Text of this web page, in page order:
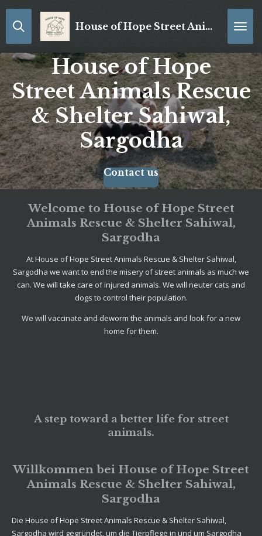
Zum
Hauptinhalt
House of Hope Street Animals Rescue & Shelter Sahiwal, Sargodha
House of Hope
Street Animals Rescue
& Shelter Sahiwal,
Sargodha
Contact us
Welcome to House of Hope Street
Animals Rescue & Shelter Sahiwal,
Sargodha
At House of Hope Street Animals Rescue & Shelter Sahiwal,
Sargodha we want to end the misery of street animals as much we
can. We will take care of injured animals. We will neuter cats and
dogs to control their population.
We will vaccinate and deworm the animals and look for a new
home for them.
A step toward a better life for street
animals.
Willkommen bei House of Hope Street
Animals Rescue & Shelter Sahiwal,
Sargodha
Die House of Hope Street Animals Rescue & Shelter Sahiwal,
Sargodha wird gegründet, um die Tierpflege in und um Sargodha